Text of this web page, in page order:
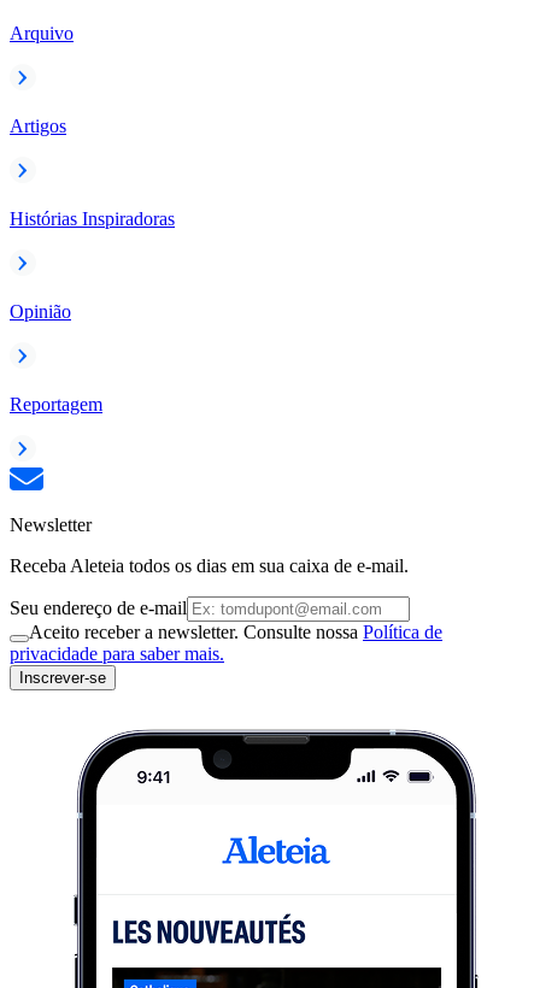
Arquivo
Artigos
Histórias Inspiradoras
Opinião
Reportagem
Newsletter
Receba Aleteia todos os dias em sua caixa de e-mail.
Seu endereço de e-mail
Aceito receber a newsletter. Consulte nossa Política de
privacidade para saber mais.
Inscrever-se